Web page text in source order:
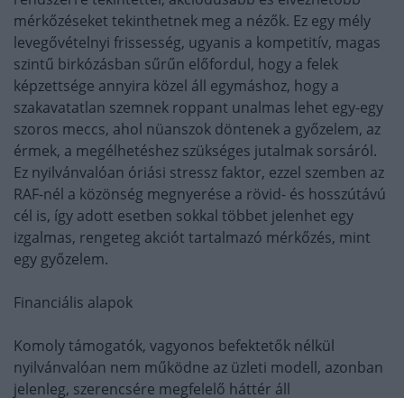
mérkőzéseket tekinthetnek meg a nézők. Ez egy mély
levegővételnyi frissesség, ugyanis a kompetitív, magas
szintű birkózásban sűrűn előfordul, hogy a felek
képzettsége annyira közel áll egymáshoz, hogy a
szakavatatlan szemnek roppant unalmas lehet egy-egy
szoros meccs, ahol nüanszok döntenek a győzelem, az
érmek, a megélhetéshez szükséges jutalmak sorsáról.
Ez nyilvánvalóan óriási stressz faktor, ezzel szemben az
RAF-nél a közönség megnyerése a rövid- és hosszútávú
cél is, így adott esetben sokkal többet jelenhet egy
izgalmas, rengeteg akciót tartalmazó mérkőzés, mint
egy győzelem.
Financiális alapok
Komoly támogatók, vagyonos befektetők nélkül
nyilvánvalóan nem működne az üzleti modell, azonban
jelenleg, szerencsére megfelelő háttér áll